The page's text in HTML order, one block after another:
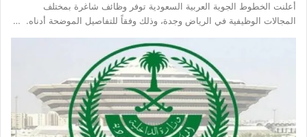
أعلنت الخطوط الجوية العربية السعودية توفر وظائف شاغرة بمختلف
المجالات الوظيفية في الرياض وجدة، وذلك وفقاً للتفاصيل الموضحة أدناه. …